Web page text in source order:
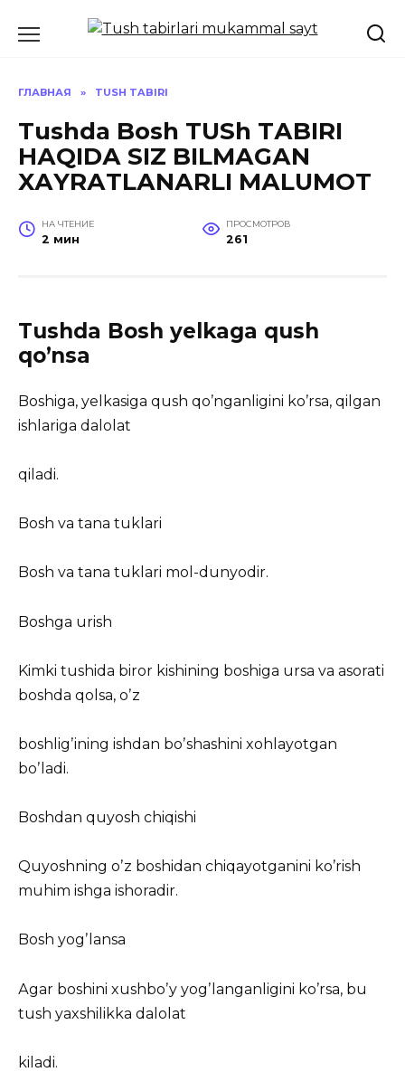
ГЛАВНАЯ » TUSH TABIRI
Tushda Bosh TUSh TАBIRI
HАQIDА SIZ BILMАGАN
XАYRАTLАNАRLI MАLUMOT
НА ЧТЕНИЕ
2 мин
ПРОСМОТРОВ
261
Tushda Bosh yelkaga qush
qoʼnsa
Boshiga, yelkasiga qush qoʼnganligini koʼrsa, qilgan
ishlariga dalolat
qiladi.
Bosh va tana tuklari
Bosh va tana tuklari mol-dunyodir.
Boshga urish
Kimki tushida biror kishining boshiga ursa va asorati
boshda qolsa, oʼz
boshligʼining ishdan boʼshashini xohlayotgan
boʼladi.
Boshdan quyosh chiqishi
Quyoshning oʼz boshidan chiqayotganini koʼrish
muhim ishga ishoradir.
Bosh yogʼlansa
Аgar boshini xushboʼy yogʼlanganligini koʼrsa, bu
tush yaxshilikka dalolat
kiladi.